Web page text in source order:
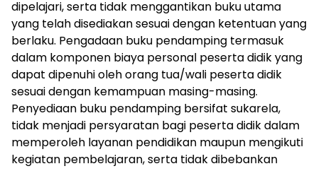
dipelajari, serta tidak menggantikan buku utama
yang telah disediakan sesuai dengan ketentuan yang
berlaku. Pengadaan buku pendamping termasuk
dalam komponen biaya personal peserta didik yang
dapat dipenuhi oleh orang tua/wali peserta didik
sesuai dengan kemampuan masing-masing.
Penyediaan buku pendamping bersifat sukarela,
tidak menjadi persyaratan bagi peserta didik dalam
memperoleh layanan pendidikan maupun mengikuti
kegiatan pembelajaran, serta tidak dibebankan